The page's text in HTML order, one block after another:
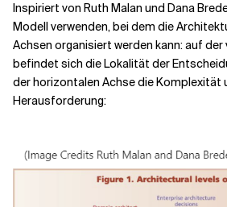
Inspiriert von Ruth Malan und Dana
Modell verwenden, bei dem die
Achsen organisiert werden kann: auf der
befindet sich die Lokalität der
der horizontalen Achse die Komplexität
Herausforderung: